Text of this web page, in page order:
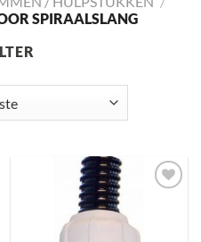
SPIRAALSLANG
verlanglijst